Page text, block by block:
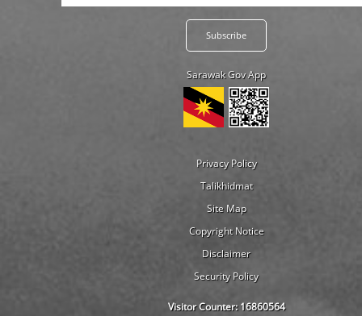
Sarawak Gov App
Privacy Policy
Talikhidmat
Site Map
Copyright Notice
Disclaimer
Security Policy
Visitor Counter:16860564